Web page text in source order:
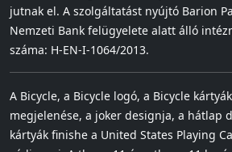
jutnak el. A szolgáltatást nyújtó Barion
Nemzeti Bank felügyelete alatt álló
száma: H-EN-I-1064/2013.
A Bicycle, a Bicycle logó, a Bicycle
megjelenése, a joker designja, a hátlap
kártyák finishe a United States Playing